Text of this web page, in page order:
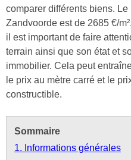
comparer différents biens. Le
Zandvoorde est de 2685 €/
il est important de faire
terrain ainsi que son état et
immobilier. Cela peut
le prix au mètre carré et le
constructible.
Sommaire
1. Informations générales